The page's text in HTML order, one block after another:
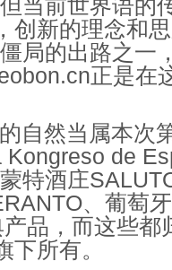
当前世界语的
创新的理念和
局的出路之一
正是在
然当属本次
Kongreso de
特酒庄
、葡萄
品，而这些
下所有。